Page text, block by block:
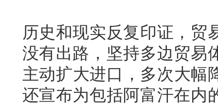
历史和现实反复印证，贸
没有出路，坚持多边贸易
主动扩大进口，多次大幅
还宣布为包括阿富汗在内